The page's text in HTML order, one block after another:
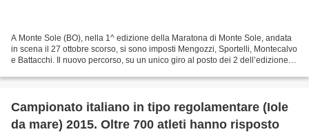
A Monte Sole (BO), nella 1^ edizione della Maratona di Monte Sole, andata
in scena il 27 ottobre scorso, si sono imposti Mengozzi, Sportelli, Montecalvo
e Battacchi. Il nuovo percorso, su un unico giro al posto dei 2 dell’edizione
Campionato italiano in tipo regolamentare (Iole
da mare) 2015. Oltre 700 atleti hanno risposto